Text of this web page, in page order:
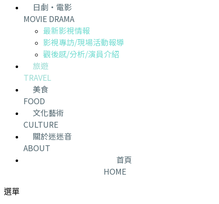
日劇・電影
MOVIE DRAMA
最新影視情報
影視專訪/現場活動報導
觀後感/分析/演員介紹
旅遊
TRAVEL
美食
FOOD
文化藝術
CULTURE
關於迷迷音
ABOUT
首頁
HOME
選單